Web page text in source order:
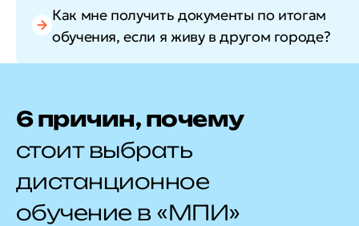
Как мне получить документы по итогам
обучения, если я живу в другом городе?
6 причин, почему
стоит выбрать
дистанционное
обучение в «МПИ»